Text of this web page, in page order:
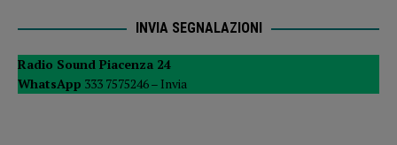
INVIA SEGNALAZIONI
Radio Sound Piacenza 24
WhatsApp 333 7575246 – Invia